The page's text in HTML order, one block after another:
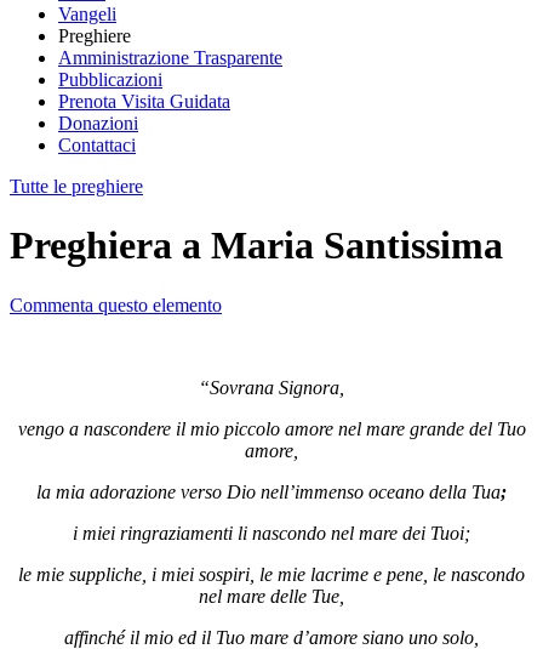
Vangeli
Preghiere
Amministrazione Trasparente
Pubblicazioni
Prenota Visita Guidata
Donazioni
Contattaci
Tutte le preghiere
Preghiera a Maria Santissima
Commenta questo elemento
“Sovrana Signora,
vengo a nascondere il mio piccolo amore nel mare grande del Tuo
amore,
la mia adorazione verso Dio nell’immenso oceano della Tua;
i miei ringraziamenti li nascondo nel mare dei Tuoi;
le mie suppliche, i miei sospiri, le mie lacrime e pene, le nascondo
nel mare delle Tue,
affinché il mio ed il Tuo mare d’amore siano uno solo,